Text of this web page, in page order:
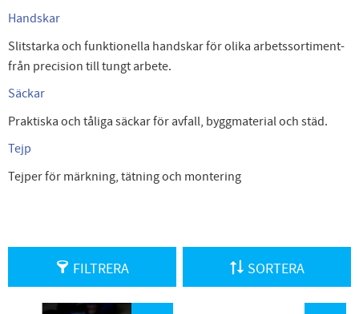
Handskar
Slitstarka och funktionella handskar för olika arbetssortiment-
från precision till tungt arbete.
Säckar
Praktiska och tåliga säckar för avfall, byggmaterial och städ.
Tejp
Tejper för märkning, tätning och montering
FILTRERA SORTERA